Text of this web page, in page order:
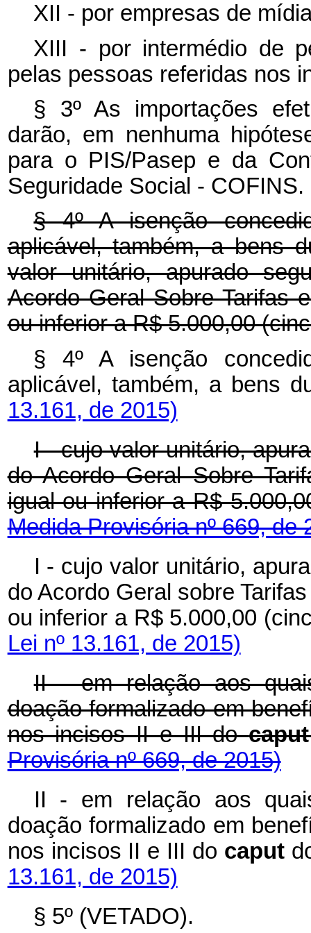
XII - por empresas de
XIII - por intermédio de
pelas pessoas referidas nos
§ 3º As importações
darão, em nenhuma
para o PIS/Pasep e da
Seguridade Social - COFINS.
§ 4º A isenção
aplicável, também, a bens
valor unitário, apurado
Acordo Geral Sobre Tarifas
ou inferior a R$ 5.000,00
§ 4º A isenção
aplicável, também, a bens
13.161, de 2015)
I - cujo valor unitário,
do Acordo Geral Sobre
igual ou inferior a R$
Medida Provisória nº 669, de
I - cujo valor unitário,
do Acordo Geral sobre
ou inferior a R$ 5.000,00
Lei nº 13.161, de 2015)
II - em relação aos
doação formalizado em
nos incisos II e III do
Provisória nº 669, de 2015)
II - em relação aos
doação formalizado em
nos incisos II e III do caput
13.161, de 2015)
§ 5º (VETADO).